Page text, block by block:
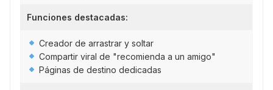
Funciones destacadas:
Creador de arrastrar y soltar
Compartir viral de "recomienda a un amigo"
Páginas de destino dedicadas